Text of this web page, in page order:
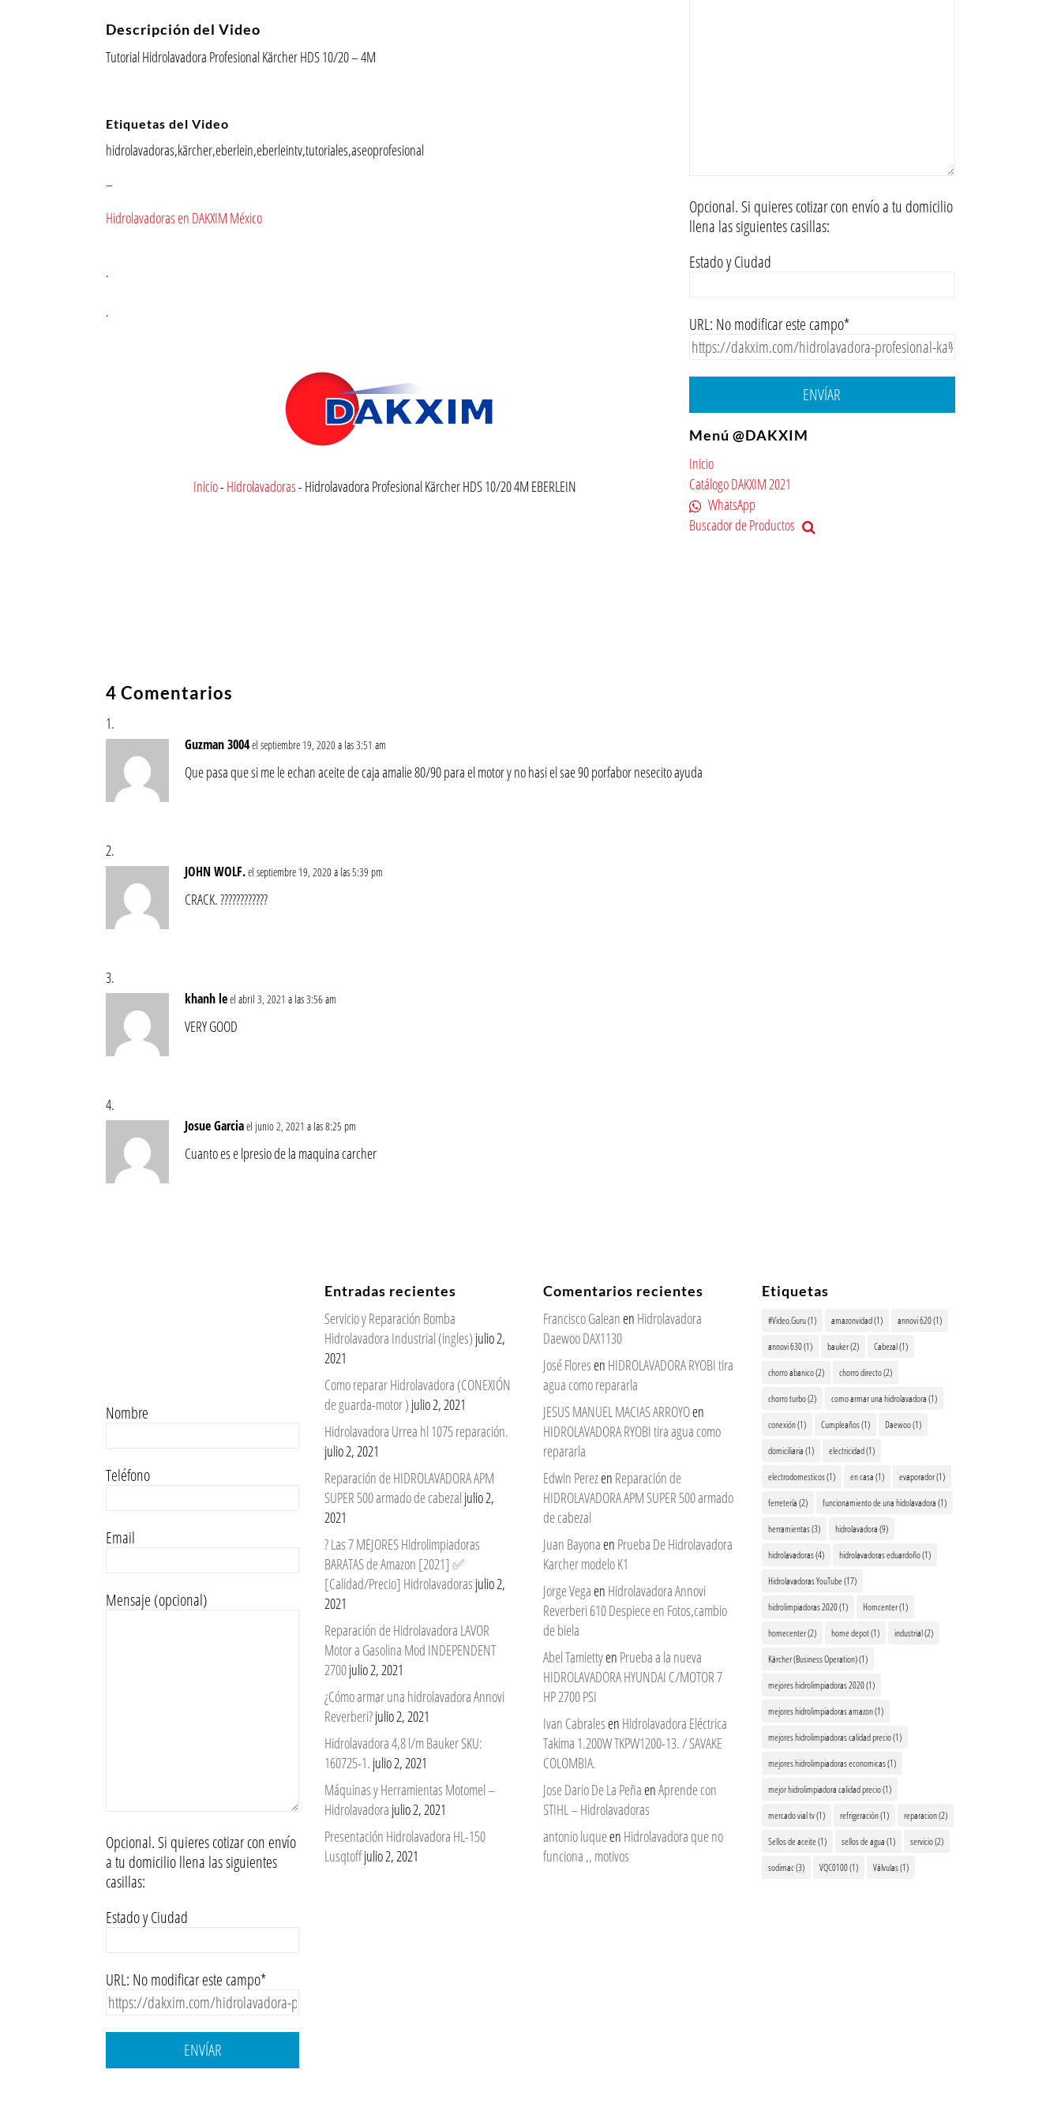
Descripción del Video
Tutorial Hidrolavadora Profesional Kärcher HDS 10/20 – 4M
Etiquetas del Video
hidrolavadoras,kärcher,eberlein,eberleintv,tutoriales,aseoprofesional
–
Hidrolavadoras en DAKXIM México
.
.
Inicio- Hidrolavadoras- Hidrolavadora Profesional Kärcher HDS 10/20 4M EBERLEIN
Opcional. Si quieres cotizar con envío a tu domicilio
llena las siguientes casillas:
Estado y Ciudad
URL: No modificar este campo*
ENVÍAR
Menú @DAKXIM
Inicio
Catálogo DAKXIM 2021
WhatsApp
Buscador de Productos
4 Comentarios
Guzman 3004el septiembre 19, 2020 a las 3:51 am
Que pasa que si me le echan aceite de caja amalie 80/90 para el motor y no hasi el sae 90 porfabor nesecito ayuda
JOHN WOLF.el septiembre 19, 2020 a las 5:39 pm
CRACK. ????????????
khanh leel abril 3, 2021 a las 3:56 am
VERY GOOD
Josue Garciael junio 2, 2021 a las 8:25 pm
Cuanto es e lpresio de la maquina carcher
Nombre
Teléfono
Email
Mensaje (opcional)
Opcional. Si quieres cotizar con envío
a tu domicilio llena las siguientes
casillas:
Estado y Ciudad
URL: No modificar este campo*
ENVÍAR
Entradas recientes
Servicio y Reparación Bomba
Hidrolavadora Industrial (ingles) julio 2,
2021
Como reparar Hidrolavadora (CONEXIÓN
de guarda-motor ) julio 2, 2021
Hidrolavadora Urrea hl 1075 reparación.
julio 2, 2021
Reparación de HIDROLAVADORA APM
SUPER 500 armado de cabezal julio 2,
2021
? Las 7 MEJORES Hidrolimpiadoras
BARATAS de Amazon [2021] ✅
[Calidad/Precio] Hidrolavadoras julio 2,
2021
Reparación de Hidrolavadora LAVOR
Motor a Gasolina Mod INDEPENDENT
2700julio 2, 2021
¿Cómo armar una hidrolavadora Annovi
Reverberi?julio 2, 2021
Hidrolavadora 4,8 l/m Bauker SKU:
160725-1. julio 2, 2021
Máquinas y Herramientas Motomel –
Hidrolavadora julio 2, 2021
Presentación Hidrolavadora HL-150
Lusqtoffjulio 2, 2021
Comentarios recientes
Francisco Galeanen Hidrolavadora
Daewoo DAX1130
José Floresen HIDROLAVADORA RYOBI tira
agua como repararla
JESUS MANUEL MACIAS ARROYOen
HIDROLAVADORA RYOBI tira agua como
repararla
Edwin Perezen Reparación de
HIDROLAVADORA APM SUPER 500 armado
de cabezal
Juan Bayonaen Prueba De Hidrolavadora
Karcher modelo K1
Jorge Vegaen Hidrolavadora Annovi
Reverberi 610 Despiece en Fotos,cambio
de biela
Abel Tamiettyen Prueba a la nueva
HIDROLAVADORA HYUNDAI C/MOTOR 7
HP 2700 PSI
Ivan Cabralesen Hidrolavadora Eléctrica
Takima 1.200W TKPW1200-13. / SAVAKE
COLOMBIA.
Jose Dario De La PeñaenAprende con
STIHL – Hidrolavadoras
antonio luqueen Hidrolavadora que no
funciona ,, motivos
Etiquetas
#Video.Guru(1) amazonvidad(1) annovi 620(1)
annovi 630(1) bauker(2) Cabezal(1)
chorro abanico(2) chorro directo(2)
chorro turbo(2) como armar una hidrolavadora(1)
conexión(1) Cumpleaños(1) Daewoo(1)
domiciliaria(1) electricidad(1)
electrodomesticos(1) en casa(1) evaporador(1)
ferretería(2) funcionamiento de una hidolavadora(1)
herramientas(3) hidrolavadora(9)
hidrolavadoras(4) hidrolavadoras eduardoño(1)
Hidrolavadoras YouTube(17)
hidrolimpiadoras 2020(1) Homcenter(1)
homecenter(2) home depot(1) industrial(2)
Kärcher (Business Operation)(1)
mejores hidrolimpiadoras 2020(1)
mejores hidrolimpiadoras amazon(1)
mejores hidrolimpiadoras calidad precio(1)
mejores hidrolimpiadoras economicas(1)
mejor hidrolimpiadora calidad precio(1)
mercado vial tv(1) refrigeración(1) reparacion(2)
Sellos de aceite(1) sellos de agua(1) servicio(2)
sodimac(3) VQC0100(1) Válvulas(1)